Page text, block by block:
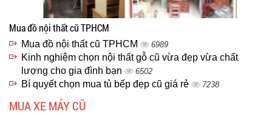
Mua đồ nội thất cũ TPHCM
Mua đồ nội thất cũ TPHCM 6989
Kinh nghiệm chọn nội thất gỗ cũ vừa đẹp vừa chất
lượng cho gia đình bạn
6502
Bí quyết chọn mua tủ bếp đẹp cũ giá rẻ 7238
MUA XE MÁY CŨ